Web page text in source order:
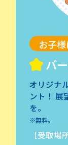
お子
バ
オリジナ
ント！ 展
を。
※無料。
［受取場